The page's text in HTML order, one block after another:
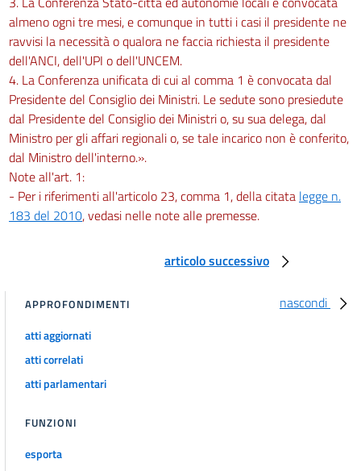
almeno ogni tre mesi, e comunque in tutti i casi il presidente ne
ravvisi la necessità o qualora ne faccia richiesta il presidente
dell'ANCI, dell'UPI o dell'UNCEM.
4. La Conferenza unificata di cui al comma 1 è convocata dal
Presidente del Consiglio dei Ministri. Le sedute sono presiedute
dal Presidente del Consiglio dei Ministri o, su sua delega, dal
Ministro per gli affari regionali o, se tale incarico non è conferito,
dal Ministro dell'interno.».
Note all'art. 1:
- Per i riferimenti all'articolo 23, comma 1, della citata legge n.
183 del 2010, vedasi nelle note alle premesse.
articolo successivo
nascondi
APPROFONDIMENTI
atti aggiornati
atti correlati
atti parlamentari
FUNZIONI
esporta